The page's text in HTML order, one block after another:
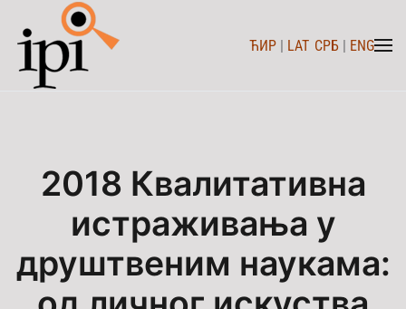
Skip to main content ЋИР | LAT СРБ | ENG
2018 Квалитативна
истраживања у
друштвеним наукама: